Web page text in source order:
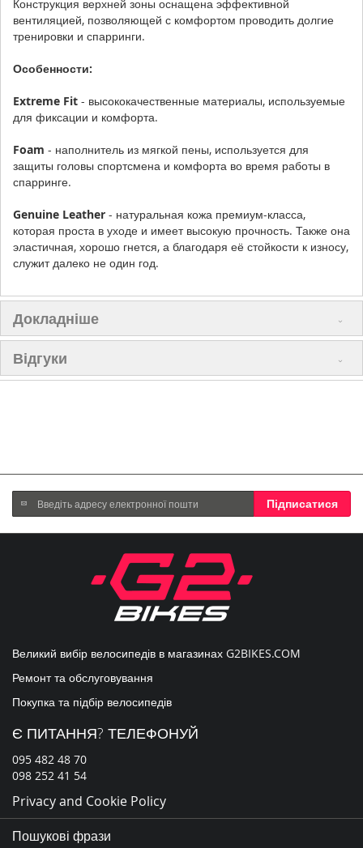
Конструкция верхней зоны оснащена эффективной
вентиляцией, позволяющей с комфортом проводить долгие
тренировки и спарринги.
Особенности:
Extreme Fit - высококачественные материалы, используемые
для фиксации и комфорта.
Foam - наполнитель из мягкой пены, используется для
защиты головы спортсмена и комфорта во время работы в
спарринге.
Genuine Leather - натуральная кожа премиум-класса,
которая проста в уходе и имеет высокую прочность. Также она
эластичная, хорошо гнется, а благодаря её стойкости к износу,
служит далеко не один год.
Докладніше
Відгуки
Підпишіться
на
нашу
Підписатися
Великий вибір велосипедів в магазинах G2BIKES.COM
Ремонт та обслуговування
Покупка та підбір велосипедів
Є ПИТАННЯ? ТЕЛЕФОНУЙ
095 482 48 70
098 252 41 54
Privacy and Cookie Policy
Пошукові фрази